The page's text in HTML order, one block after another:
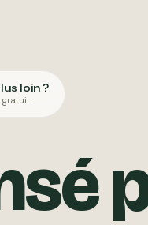
loin ?
gratuit